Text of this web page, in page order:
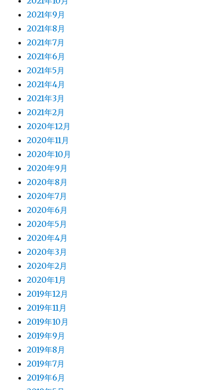
2021年9月
2021年8月
2021年7月
2021年6月
2021年5月
2021年4月
2021年3月
2021年2月
2020年12月
2020年11月
2020年10月
2020年9月
2020年8月
2020年7月
2020年6月
2020年5月
2020年4月
2020年3月
2020年2月
2020年1月
2019年12月
2019年11月
2019年10月
2019年9月
2019年8月
2019年7月
2019年6月